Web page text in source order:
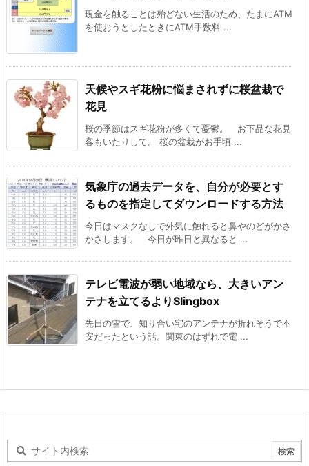
現金を触ることは殆どない生活のため、たまにATM
を使おうとしたときにATM手数料 ...
天候やスギ花粉に悩まされずに桜盆栽で
花見
桜の季節はスギ花粉が多くて憂鬱。 お下品な花見
客もいたりして。 桜の盆栽がお手頃 ...
気象庁の過去データを、自分が必要とす
るものを指定してダウンロードする方法
今日はマスクなしで外気に触れると鼻やのどがかさ
かさします。 今日が昨日と異なると ...
テレビ電波が弱い地域なら、大きいアン
テナを立てるよりSlingbox
先日の雪で、知り合い宅のアンテナが折れそうで不
安だったという話。関東のはずれで電 ...